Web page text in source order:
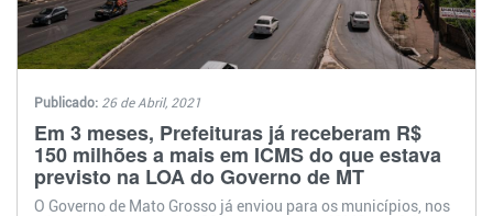
Publicado: 26 de Abril, 2021
Em 3 meses, Prefeituras já receberam R$
150 milhões a mais em ICMS do que estava
previsto na LOA do Governo de MT
O Governo de Mato Grosso já enviou para os municípios, nos